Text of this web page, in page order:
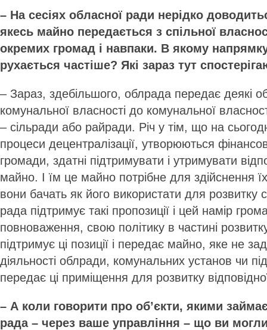
– На сесіях обласної ради нерідко
якесь майно передається з спільної
окремих громад і навпаки. В якому
рухається частіше? Які зараз тут
– Зараз, здебільшого, облрада передає деякі
комунальної власності до комунальної
– сільради або райради. Річ у тім, що на
процеси децентралізації, утворюються
громади, здатні підтримувати і утримувати
майно. І їм це майно потрібне для здійснення
вони бачать як його використати для розвитку
рада підтримує такі пропозиції і цей намір
повноваження, свою політику в частині
підтримує ці позиції і передає майно, яке не
діяльності облради, комунальних установ чи
передає ці приміщення для розвитку
– А коли говорити про об’єкти, якими
рада – через ваше управління – що ви